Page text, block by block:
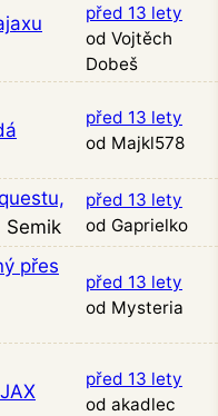
před 13 lety
od Vojtěch
Dobeš
před 13 lety
od Majkl578
Semik
před 13 lety
od Gaprielko
přes
před 13 lety
od Mysteria
před 13 lety
od akadlec